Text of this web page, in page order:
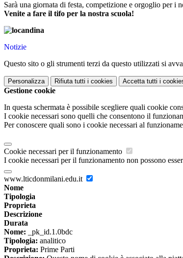
Sarà una giornata di festa, competizione e orgoglio per i
Venite a fare il tifo per la nostra scuola!
Notizie
Questo sito o gli strumenti terzi da questo utilizzati si
Personalizza Rifiuta tutti i cookies Accetta tutti i
Gestione cookie
In questa schermata è possibile scegliere quali cookie
I cookie necessari sono quelli che consentono il
Per conoscere quali sono i cookie necessari al
Cookie necessari per il funzionamento
I cookie necessari per il funzionamento non possono
www.lticdonmilani.edu.it
Nome
Tipologia
Proprieta
Descrizione
Durata
Nome: _pk_id.1.0bdc
Tipologia: analitico
Proprieta: Prime Parti